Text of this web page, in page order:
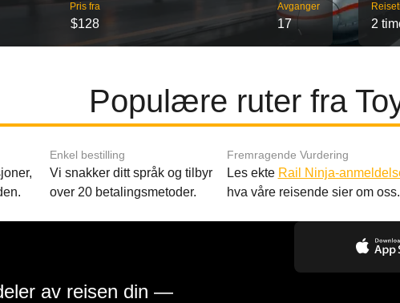
Pris fra
$128
Avganger
17 2
Populære ruter fra
Enkel bestilling
Vi snakker ditt språk og tilbyr
over 20 betalingsmetoder.
Fremragende Vurdering
Les ekte Rail Ninja-
hva våre reisende sier om oss.
av reisen din —